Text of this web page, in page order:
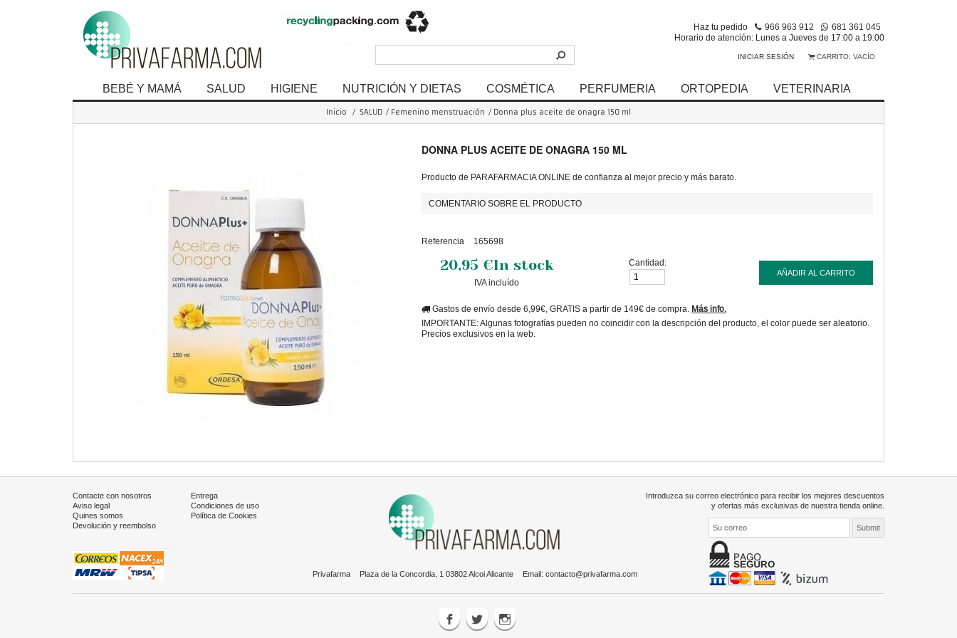
Haz tu pedido 966 963 912
681 361 045
Horario de atención: Lunes a Jueves de 17:00 a 19:00
CARRITO: VACÍO
INICIAR SESIÓN
BEBÉ Y MAMÁ SALUD HIGIENE NUTRICIÓN Y DIETAS COSMÉTICA PERFUMERIA ORTOPEDIA VETERINARIA
Inicio / SALUD / Femenino menstruación / Donna plus aceite de onagra 150 ml
DONNA PLUS ACEITE DE ONAGRA 150 ML
Producto de PARAFARMACIA ONLINE de confianza al mejor precio y más barato.
COMENTARIO SOBRE EL PRODUCTO
Referencia 165698
20,95 €In stock
IVA incluído
Cantidad:
AÑADIR AL CARRITO
Gastos de envío desde 6,99€, GRATIS a partir de 149€ de compra. Más info.
IMPORTANTE: Algunas fotografías pueden no coincidir con la descripción del producto, el color puede ser aleatorio.
Precios exclusivos en la web.
Contacte con nosotros
Entrega
Aviso legal
Condiciones de uso
Quines somos
Política de Cookies
Devolución y reembolso
Introduzca su correo electrónico para recibir los mejores descuentos
y ofertas más exclusivas de nuestra tienda online.
Privafarma Plaza de la Concordia, 1 03802 Alcoi Alicante Email: contacto@privafarma.com